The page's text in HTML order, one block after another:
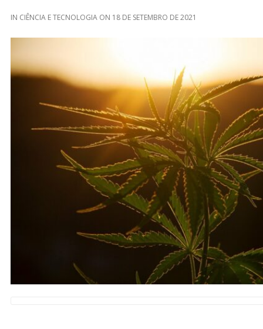
IN CIÊNCIA E TECNOLOGIA ON 18 DE SETEMBRO DE 2021